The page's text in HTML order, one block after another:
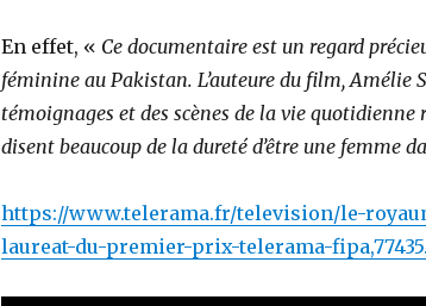
En effet, « Ce documentaire est un regard
féminine au Pakistan. L’auteure du film, Amélie
témoignages et des scènes de la vie
disent beaucoup de la dureté d’être une femme
https://www.telerama.fr/television/le-
laureat-du-premier-prix-telerama-